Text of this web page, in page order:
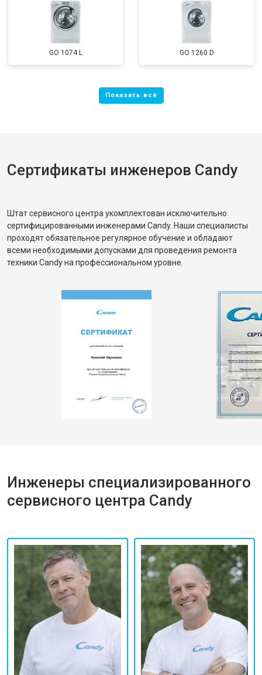
GO 1074 L GO 1260 D
Сертификаты инженеров Candy
Штат сервисного центра укомплектован исключительно
сертифицированными инженерами Candy. Наши специалисты
проходят обязательное регулярное обучение и обладают
всеми необходимыми допусками для проведения ремонта
техники Candy на профессиональном уровне.
Инженеры специализированного
сервисного центра Candy